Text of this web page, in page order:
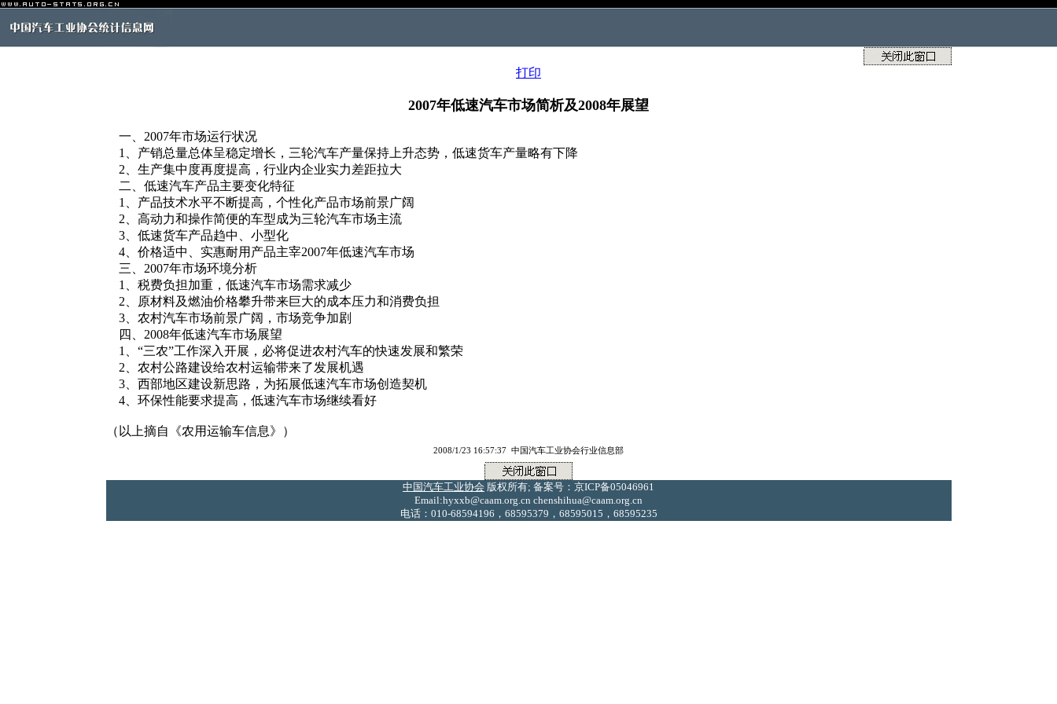
打印
2007年低速汽车市场简析及2008年展望
一、2007年市场运行状况
1、产销总量总体呈稳定增长，三轮汽车产量保持上升态势，低速货车产量略有下降
2、生产集中度再度提高，行业内企业实力差距拉大
二、低速汽车产品主要变化特征
1、产品技术水平不断提高，个性化产品市场前景广阔
2、高动力和操作简便的车型成为三轮汽车市场主流
3、低速货车产品趋中、小型化
4、价格适中、实惠耐用产品主宰2007年低速汽车市场
三、2007年市场环境分析
1、税费负担加重，低速汽车市场需求减少
2、原材料及燃油价格攀升带来巨大的成本压力和消费负担
3、农村汽车市场前景广阔，市场竞争加剧
四、2008年低速汽车市场展望
1、“三农”工作深入开展，必将促进农村汽车的快速发展和繁荣
2、农村公路建设给农村运输带来了发展机遇
3、西部地区建设新思路，为拓展低速汽车市场创造契机
4、环保性能要求提高，低速汽车市场继续看好
（以上摘自《农用运输车信息》）
2008/1/23 16:57:37 中国汽车工业协会行业信息部
中国汽车工业协会 版权所有; 备案号：京ICP备05046961
Email:hyxxb@caam.org.cn chenshihua@caam.org.cn
电话：010-68594196，68595379，68595015，68595235